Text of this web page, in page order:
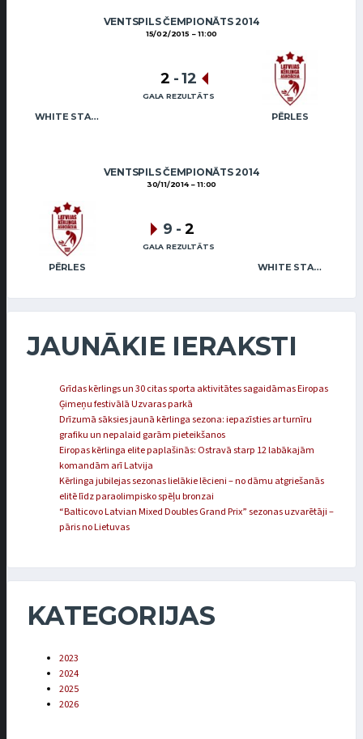
VENTSPILS ČEMPIONĀTS 2014
15/02/2015 11:00
WHITE STAR MAFIA PĒRLES
2 - 12
GALA REZULTĀTS
VENTSPILS ČEMPIONĀTS 2014
30/11/2014 11:00
PĒRLES WHITE STAR MAFIA
9 - 2
GALA REZULTĀTS
JAUNĀKIE IERAKSTI
Grīdas kērlings un 30 citas sporta aktivitātes sagaidāmas Eiropas
Ģimeņu festivālā Uzvaras parkā
Drīzumā sāksies jaunā kērlinga sezona: iepazīsties ar turnīru
grafiku un nepalaid garām pieteikšanos
Eiropas kērlinga elite paplašinās: Ostravā starp 12 labākajām
komandām arī Latvija
Kērlinga jubilejas sezonas lielākie lēcieni – no dāmu atgriešanās
elitē līdz paraolimpisko spēļu bronzai
“Balticovo Latvian Mixed Doubles Grand Prix” sezonas uzvarētāji –
pāris no Lietuvas
KATEGORIJAS
2023
2024
2025
2026